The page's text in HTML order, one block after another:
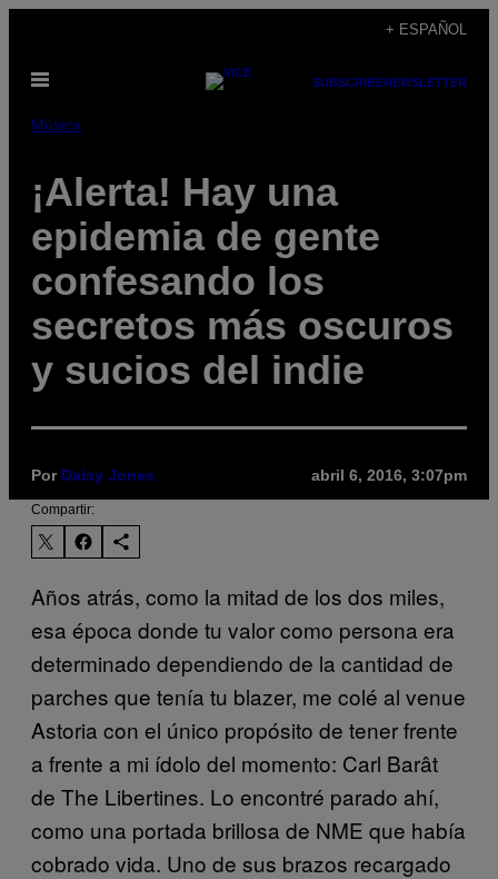
contenido
+ ESPAÑOL
Abrir
SUBSCRIBENEWSLETTER
Música
¡Alerta! Hay una
epidemia de gente
confesando los
secretos más oscuros
y sucios del indie
Por Daisy Jones abril 6, 2016, 3:07pm
Compartir:
Años atrás, como la mitad de los dos miles,
esa época donde tu valor como persona era
determinado dependiendo de la cantidad de
parches que tenía tu blazer, me colé al venue
Astoria con el único propósito de tener frente
a frente a mi ídolo del momento: Carl Barât
de The Libertines. Lo encontré parado ahí,
como una portada brillosa de NME que había
cobrado vida. Uno de sus brazos recargado